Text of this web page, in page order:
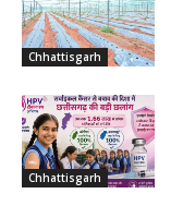
Chhattisgarh
Chhattisgarh